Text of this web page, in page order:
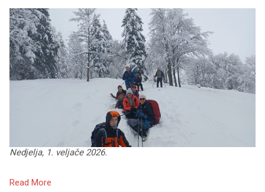
Nedjelja, 1. veljače 2026.
Read More